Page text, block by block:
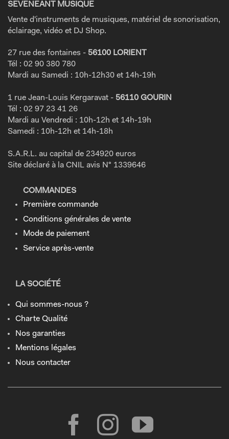
SEVENEANT MUSIQUE
Vente d'instruments de musiques, matériel de sonorisation,
éclairage, vidéo et DJ Shop.
27 rue des fontaines - 56100 LORIENT
Tél : 02 90 380 780
Mardi au Samedi : 10h-12h30 et 14h-19h
1 rue Jean-Louis Kergaravat - 56110 GOURIN
Tél : 02 97 23 41 26
Mardi au Vendredi : 10h-12h et 14h-19h
Samedi : 10h-12h et 14h-18h
S.A.R.L. au capital de 234920 euros
Site déclaré à la CNIL avis N° 1339646
COMMANDES
Première commande
Conditions générales de vente
Mode de paiement
Service après-vente
LA SOCIÉTÉ
Qui sommes-nous ?
Charte Qualité
Nos garanties
Mentions légales
Nous contacter